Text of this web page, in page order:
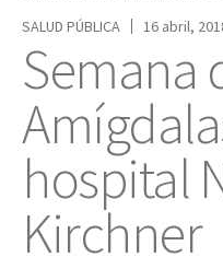
SALUD PÚBLICA
16 abril,
Semana
hospital
Kirchner